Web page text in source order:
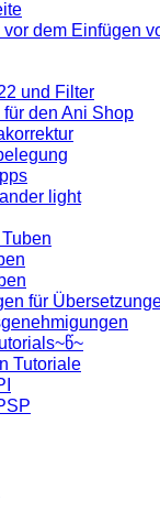
dem Einfügen
und Filter
den Ani Shop
light
für
Tutoriale